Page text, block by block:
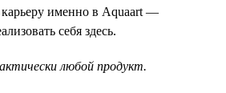
карьеру именно в Aquaart —
себя здесь.
любой продукт.